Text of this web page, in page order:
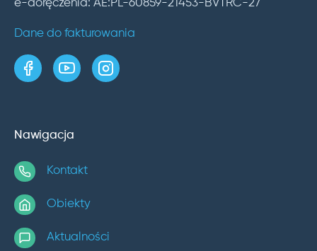
e-doręczenia: AE:PL-60859-21453-BVTRC-27
Dane do fakturowania
strona w serwisie Facebook
kanał w serwisie YouTube
profil w serwisie Instagram
Nawigacja
Kontakt
Obiekty
Aktualności